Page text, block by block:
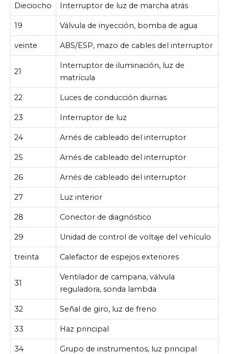
Dieciocho Interruptor de luz de marcha atrás
19 Válvula de inyección, bomba de agua
veinte ABS/ESP, mazo de cables del interruptor
21
Interruptor de iluminación, luz de
matrícula
22 Luces de conducción diurnas
23 Interruptor de luz
24 Arnés de cableado del interruptor
25 Arnés de cableado del interruptor
26 Arnés de cableado del interruptor
27 Luz interior
28 Conector de diagnóstico
29 Unidad de control de voltaje del vehículo
treinta Calefactor de espejos exteriores
31
Ventilador de campana, válvula
reguladora, sonda lambda
32 Señal de giro, luz de freno
33 Haz principal
34 Grupo de instrumentos, luz principal